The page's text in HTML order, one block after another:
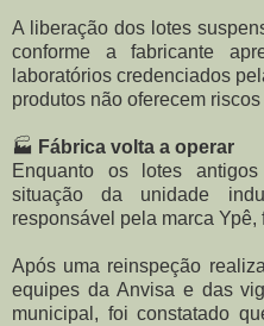
A liberação dos lotes
conforme a fabricante
laboratórios credenciados
produtos não oferecem
🏭 Fábrica volta a operar
Enquanto os lotes
situação da unidade
responsável pela marca Ypê,
Após uma reinspeção
equipes da Anvisa e das
municipal, foi constatado